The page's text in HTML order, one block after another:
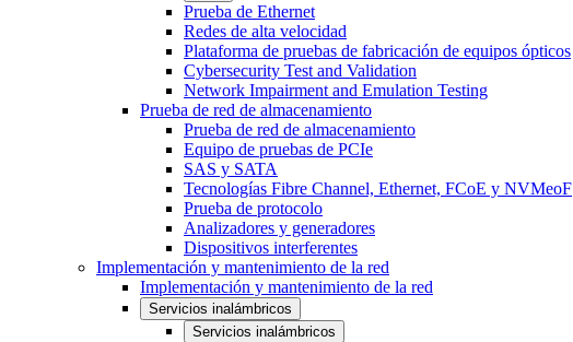
Prueba de Ethernet
Redes de alta velocidad
Plataforma de pruebas de fabricación de equipos ópticos
Cybersecurity Test and Validation
Network Impairment and Emulation Testing
Prueba de red de almacenamiento
Prueba de red de almacenamiento
Equipo de pruebas de PCIe
SAS y SATA
Tecnologías Fibre Channel, Ethernet, FCoE y NVMeoF
Prueba de protocolo
Analizadores y generadores
Dispositivos interferentes
Implementación y mantenimiento de la red
Implementación y mantenimiento de la red
Servicios inalámbricos
Servicios inalámbricos